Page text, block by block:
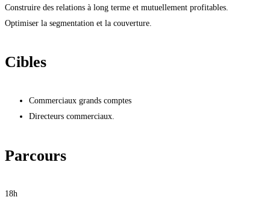
Construire des relations à long terme et mutuellement profitables.
Optimiser la segmentation et la couverture.
Cibles
Commerciaux grands comptes
Directeurs commerciaux.
Parcours
18h